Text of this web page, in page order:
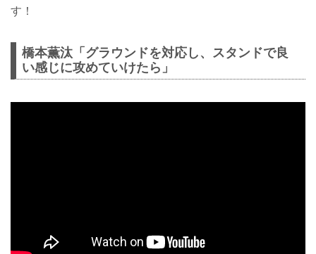
す！
橋本薫汰「グラウンドを対応し、スタンドで良
い感じに攻めていけたら」